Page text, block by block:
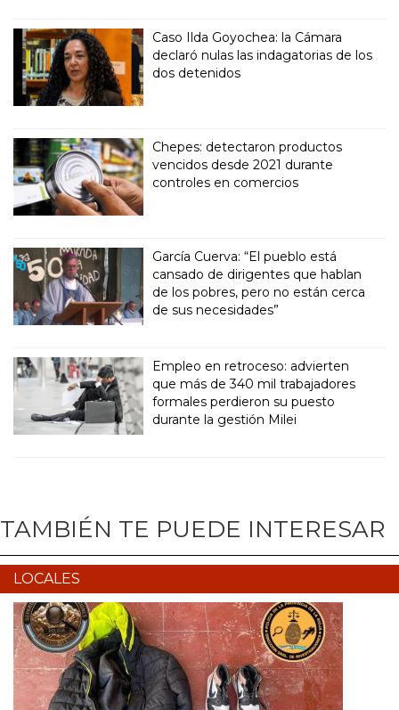
Caso Ilda Goyochea: la Cámara
declaró nulas las indagatorias de los
dos detenidos
Chepes: detectaron productos
vencidos desde 2021 durante
controles en comercios
García Cuerva: “El pueblo está
cansado de dirigentes que hablan
de los pobres, pero no están cerca
de sus necesidades”
Empleo en retroceso: advierten
que más de 340 mil trabajadores
formales perdieron su puesto
durante la gestión Milei
TAMBIÉN TE PUEDE INTERESAR
LOCALES